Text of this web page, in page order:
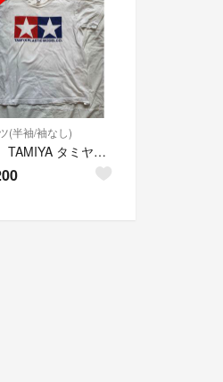
(半袖/袖なし)
美品 TAMIYA タミヤ模型 両面プリント Tシャツ 白 S ノベルティグッズ